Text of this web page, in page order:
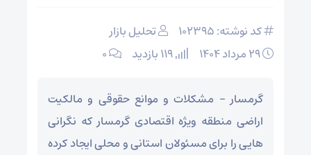
کد نوشته: 102395
تحلیل بازار
۰
گرمسار – مشکلات و موانع حقوقی و مالکیت
اراضی منطقه ویژه اقتصادی گرمسار که نگرانی
هایی را برای مسئولان استانی و محلی ایجاد کرده